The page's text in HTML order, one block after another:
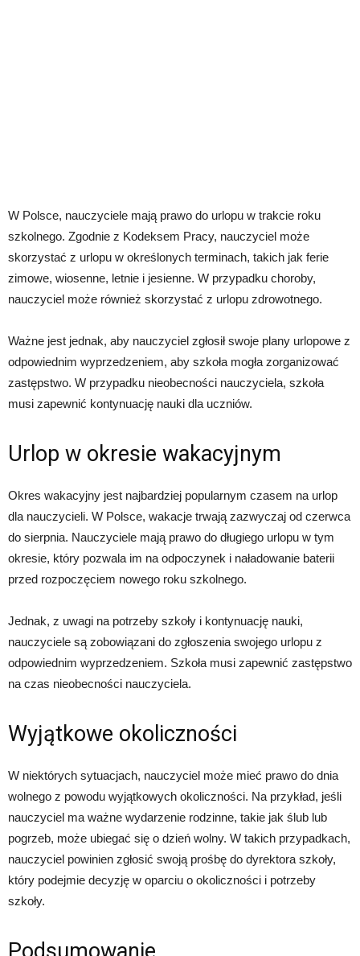
W Polsce, nauczyciele mają prawo do urlopu w trakcie roku
szkolnego. Zgodnie z Kodeksem Pracy, nauczyciel może
skorzystać z urlopu w określonych terminach, takich jak ferie
zimowe, wiosenne, letnie i jesienne. W przypadku choroby,
nauczyciel może również skorzystać z urlopu zdrowotnego.
Ważne jest jednak, aby nauczyciel zgłosił swoje plany urlopowe z
odpowiednim wyprzedzeniem, aby szkoła mogła zorganizować
zastępstwo. W przypadku nieobecności nauczyciela, szkoła
musi zapewnić kontynuację nauki dla uczniów.
Urlop w okresie wakacyjnym
Okres wakacyjny jest najbardziej popularnym czasem na urlop
dla nauczycieli. W Polsce, wakacje trwają zazwyczaj od czerwca
do sierpnia. Nauczyciele mają prawo do długiego urlopu w tym
okresie, który pozwala im na odpoczynek i naładowanie baterii
przed rozpoczęciem nowego roku szkolnego.
Jednak, z uwagi na potrzeby szkoły i kontynuację nauki,
nauczyciele są zobowiązani do zgłoszenia swojego urlopu z
odpowiednim wyprzedzeniem. Szkoła musi zapewnić zastępstwo
na czas nieobecności nauczyciela.
Wyjątkowe okoliczności
W niektórych sytuacjach, nauczyciel może mieć prawo do dnia
wolnego z powodu wyjątkowych okoliczności. Na przykład, jeśli
nauczyciel ma ważne wydarzenie rodzinne, takie jak ślub lub
pogrzeb, może ubiegać się o dzień wolny. W takich przypadkach,
nauczyciel powinien zgłosić swoją prośbę do dyrektora szkoły,
który podejmie decyzję w oparciu o okoliczności i potrzeby
szkoły.